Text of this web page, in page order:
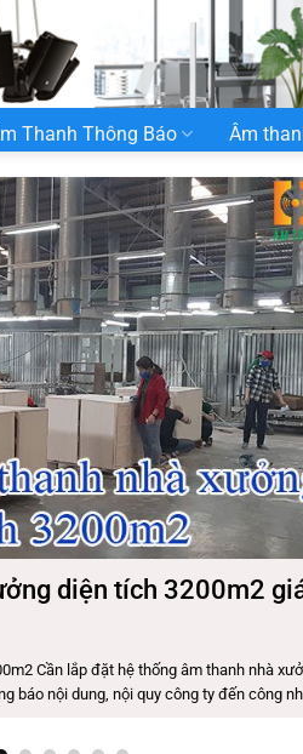
Thanh Thông Báo Âm
diện tích 3200m2
Cần lắp đặt hệ thống âm thanh nhà
báo nội dung, nội quy công ty đến công